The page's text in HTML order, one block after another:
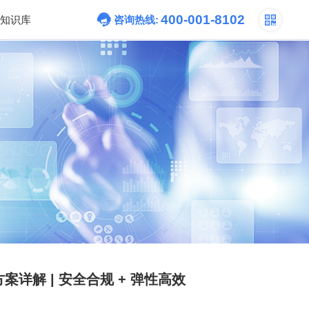
知识库 咨询热线: 400-001-8102
详解 | 安全合规 + 弹性高效